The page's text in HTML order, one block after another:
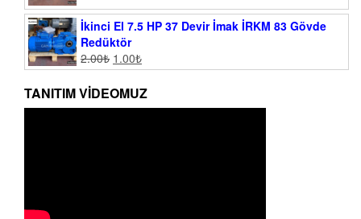
İkinci El 7.5 HP 37 Devir İmak İRKM 83 Gövde
Redüktör
2.00₺ 1.00₺
TANITIM VIDEOMUZ